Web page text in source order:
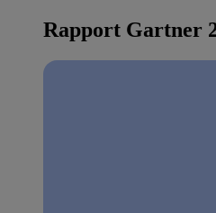
Rapport Gartner